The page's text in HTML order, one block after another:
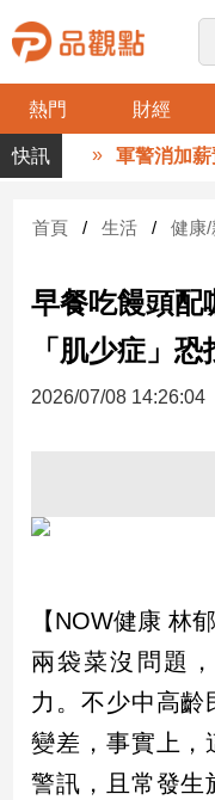
熱門 財經
品
觀
財
台
財
新
股
市
地
產
品
觀
點
軍警消加薪預
首頁 生活 健康
早餐吃饅頭配
「肌少症」恐
2026/07/08 14:26:04
【NOW健康 林
兩袋菜沒問題
力。不少中高齡
變差，事實上，
警訊，且常發生